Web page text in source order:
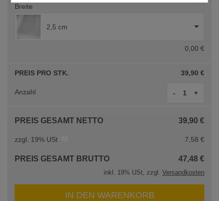
Breite
2,5 cm
0,00 €
PREIS PRO STK. 39,90 €
Anzahl - +
PREIS GESAMT NETTO 39,90 €
zzgl. 19% USt 7,58 €
PREIS GESAMT BRUTTO 47,48 €
inkl. 19% USt, zzgl. Versandkosten
IN DEN WARENKORB